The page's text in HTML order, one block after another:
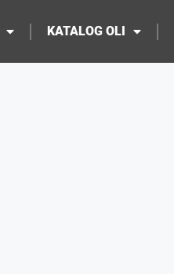
KATALOG OLI